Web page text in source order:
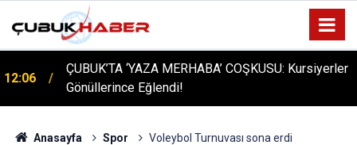
12:06
ÇUBUK’TA ‘YAZA MERHABA’ COŞKUSU: Kursiyerler
Gönüllerince Eğlendi!
Anasayfa Spor Voleybol Turnuvası sona erdi